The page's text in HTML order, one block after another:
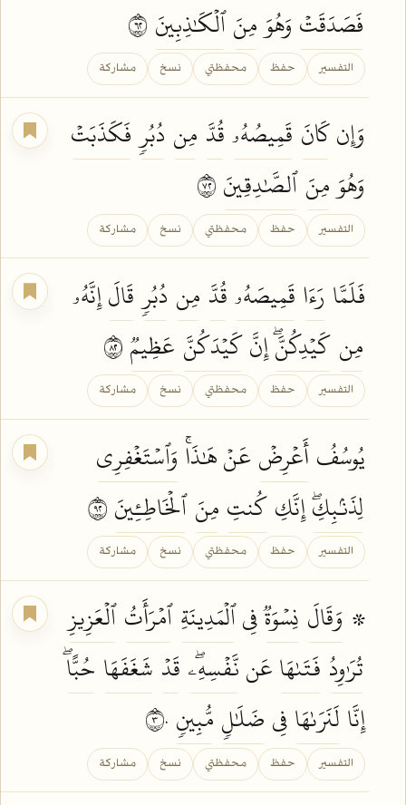
فَصَدَقَتۡ وَهُوَ مِنَٱلۡكَٰذِبِينَ
التفسير حفظ محفظتي نسخ مشاركة
وَإِنكَانَ قَمِيصُهُۥقُدَّ مِن دُبُرٖ فَكَذَبَتۡ
وَهُوَمِنَٱلصَّٰدِقِينَ
التفسير حفظ محفظتي نسخ مشاركة
فَلَمَّا رَءَا قَمِيصَهُۥقُدَّ مِن دُبُرٖ قَالَإِنَّهُۥ
مِن كَيۡدِكُنَّۖإِنَّكَيۡدَكُنَّ عَظِيمٞ
التفسير حفظ محفظتي نسخ مشاركة
يُوسُفُأَعۡرِضۡعَنۡ هَٰذَاۚ وَٱسۡتَغۡفِرِي
لِذَنۢبِكِۖإِنَّكِكُنتِ مِنَ ٱلۡخَاطِـِٔينَ
التفسير حفظ محفظتي نسخ مشاركة
۞ وَقَالَ نِسۡوَةٞفِيٱلۡمَدِينَةِ ٱمۡرَأَتُٱلۡعَزِيزِ
تُرَٰوِدُ فَتَىٰهَاعَننَّفۡسِهِۦۖ قَدۡ شَغَفَهَا حُبًّاۖ
إِنَّا لَنَرَىٰهَافِي ضَلَٰلٖ مُّبِينٖ
التفسير حفظ محفظتي نسخ مشاركة